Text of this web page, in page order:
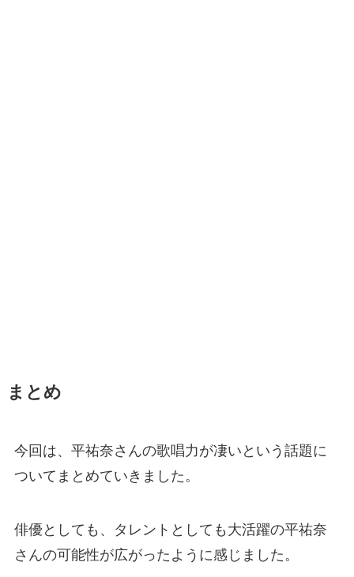
まとめ
今回は、平祐奈さんの歌唱力が凄いという話題に
ついてまとめていきました。
俳優としても、タレントとしても大活躍の平祐奈
さんの可能性が広がったように感じました。